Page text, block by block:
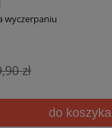
wyczerpaniu
zł
do koszyka